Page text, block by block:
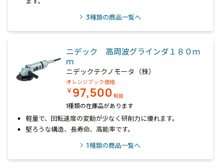
3種類の商品一覧へ
ニデック 高周波グラインダ１８０ｍ
ｍ
ニデックテクノモータ（株）
オレンジブック価格
￥97,500 税抜
1種類の在庫品があります
軽量で、回転速度の変動が少なく研削力に優れます。
堅ろうな構造、長寿命、高能率です。
1種類の商品一覧へ